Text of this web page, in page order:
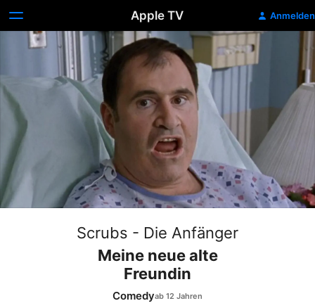
Apple TV Anmelden
Scrubs - Die Anfänger
Meine neue alte
Freundin
Comedy